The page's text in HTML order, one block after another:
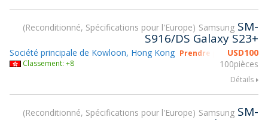
Reconditionné, Spécifications pour l'Europe Samsung SM-
S916/DS Galaxy S23+
USD100
100pièces
Société principale de Kowloon, Hong Kong Prendre part à gsmX
Classement: +8
Détails
Reconditionné, Spécifications pour l'Europe Samsung SM-